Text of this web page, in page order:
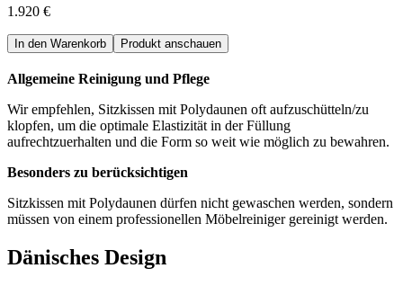
1.920 €
In den Warenkorb Produkt anschauen
Allgemeine Reinigung und Pflege
Wir empfehlen, Sitzkissen mit Polydaunen oft aufzuschütteln/zu
klopfen, um die optimale Elastizität in der Füllung
aufrechtzuerhalten und die Form so weit wie möglich zu bewahren.
Besonders zu berücksichtigen
Sitzkissen mit Polydaunen dürfen nicht gewaschen werden, sondern
müssen von einem professionellen Möbelreiniger gereinigt werden.
Dänisches Design